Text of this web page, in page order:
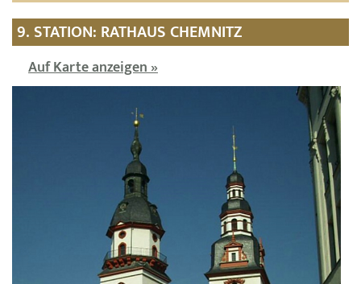
9. STATION: RATHAUS CHEMNITZ
Auf Karte anzeigen »